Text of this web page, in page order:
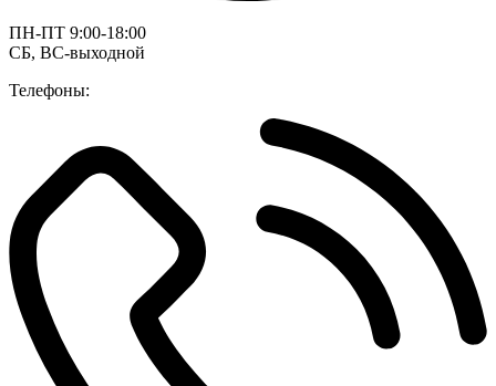
ПН-ПТ 9:00-18:00
СБ, ВС-выходной
Телефоны: